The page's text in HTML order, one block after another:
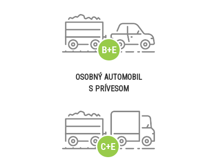
OSOBNÝ AUTOMOBIL
S PRÍVESOM